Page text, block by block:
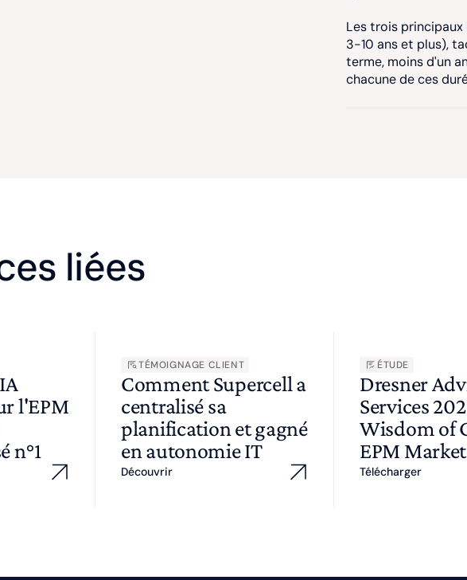
Les trois
3-10 ans et plus),
terme, moins d'un
chacune de ces
liées
l'EPM
n°1
TÉMOIGNAGE CLIENT
Comment Supercell a
centralisé sa
planification et gagné
en autonomie IT
Découvrir
ÉTUDE
Dresner
Services
Wisdom of
EPM
Télécharger